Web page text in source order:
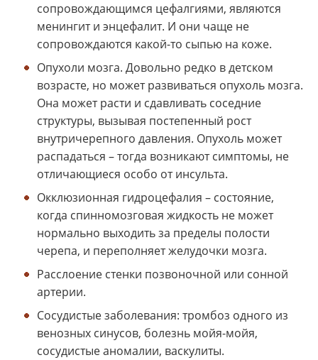
сопровождающимся цефалгиями, являются
менингит и энцефалит. И они чаще не
сопровождаются какой-то сыпью на коже.
Опухоли мозга. Довольно редко в детском
возрасте, но может развиваться опухоль мозга.
Она может расти и сдавливать соседние
структуры, вызывая постепенный рост
внутричерепного давления. Опухоль может
распадаться – тогда возникают симптомы, не
отличающиеся особо от инсульта.
Окклюзионная гидроцефалия – состояние,
когда спинномозговая жидкость не может
нормально выходить за пределы полости
черепа, и переполняет желудочки мозга.
Расслоение стенки позвоночной или сонной
артерии.
Сосудистые заболевания: тромбоз одного из
венозных синусов, болезнь мойя-мойя,
сосудистые аномалии, васкулиты.